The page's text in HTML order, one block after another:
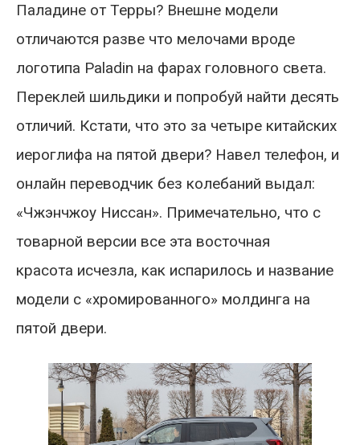
Паладине от Терры? Внешне модели
отличаются разве что мелочами вроде
логотипа Pаladin на фарах головного света.
Переклей шильдики и попробуй найти десять
отличий. Кстати, что это за четыре китайских
иероглифа на пятой двери? Навел телефон, и
онлайн переводчик без колебаний выдал:
«Чжэнчжоу Ниссан». Примечательно, что с
товарной версии все эта восточная
красота исчезла, как испарилось и название
модели с «хромированного» молдинга на
пятой двери.